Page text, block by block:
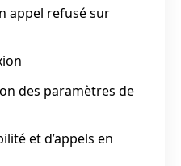
appel refusé sur
des paramètres de
et d’appels en